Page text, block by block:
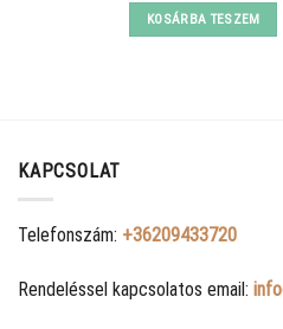
was:
10990 Ft.
KOSÁRBA TESZEM
KAPCSOLAT
Telefonszám: +36209433720
Rendeléssel kapcsolatos email: